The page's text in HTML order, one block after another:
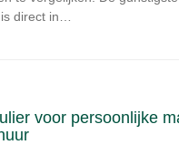
direct in…
voor persoonlijke